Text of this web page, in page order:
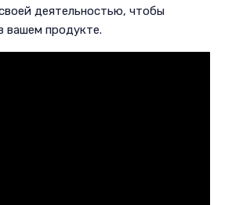
деятельностью, чтобы
вашем продукте.